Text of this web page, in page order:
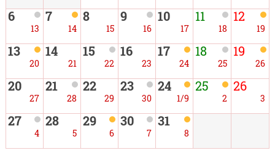
6
13
7
14
8
15
9
16
10
17
11
18
12
19
13
20
14
21
15
22
16
23
17
24
18
25
19
26
20
27
21
28
22
29
23
30
24
1/9
25
2
26
3
27
4
28
5
29
6
30
7
31
8